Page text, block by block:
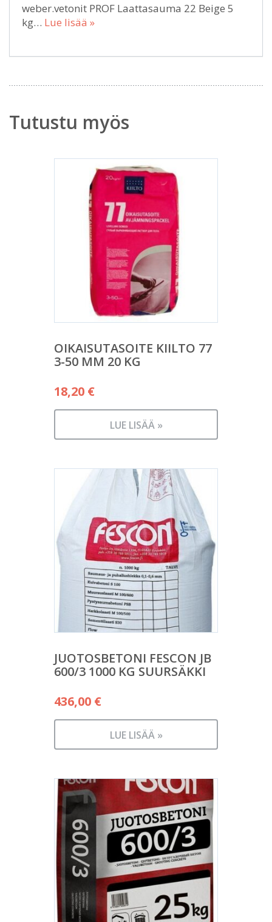
weber.vetonit PROF Laattasauma 22 Beige 5
kg… Lue lisää »
Tutustu myös
OIKAISUTASOITE KIILTO 77
3-50 MM 20 KG
18,20 €
LUE LISÄÄ »
JUOTOSBETONI FESCON JB
600/3 1000 KG SUURSÄKKI
436,00 €
LUE LISÄÄ »